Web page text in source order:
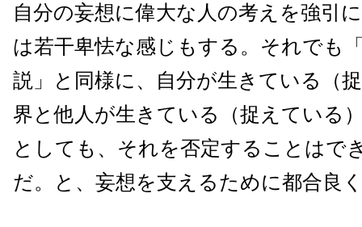
自分の妄想に偉大な人の考えを強引
は若干卑怯な感じもする。それでも
説」と同様に、自分が生きている（
界と他人が生きている（捉えている
としても、それを否定することはで
だ。と、妄想を支えるために都合良